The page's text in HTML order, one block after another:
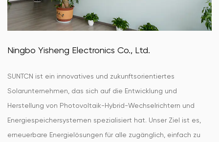
Ningbo Yisheng Electronics Co., Ltd.
SUNTCN ist ein innovatives und zukunftsorientiertes
Solarunternehmen, das sich auf die Entwicklung und
Herstellung von Photovoltaik-Hybrid-Wechselrichtern und
Energiespeichersystemen spezialisiert hat. Unser Ziel ist es,
erneuerbare Energielösungen für alle zugänglich, einfach zu